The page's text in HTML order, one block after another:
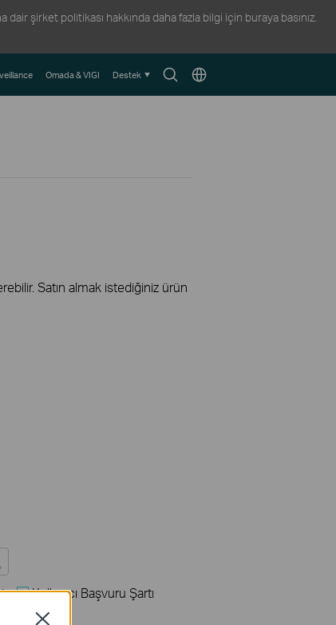
dair şirket politikası hakkında daha fazla bilgi için buraya basınız.
AramaKonum
Omada & VIGI Destek
Satın almak istediğiniz ürün
Kullanıcı Başvuru Şartı
Close